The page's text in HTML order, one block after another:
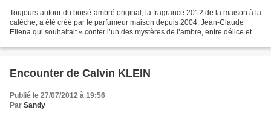
Toujours autour du boisé-ambré original, la fragrance 2012 de la maison à la
calèche, a été créé par le parfumeur maison depuis 2004, Jean-Claude
Ellena qui souhaitait « conter l’un des mystères de l’ambre, entre délice et
Encounter de Calvin KLEIN
Publié le 27/07/2012 à 19:56
Par Sandy